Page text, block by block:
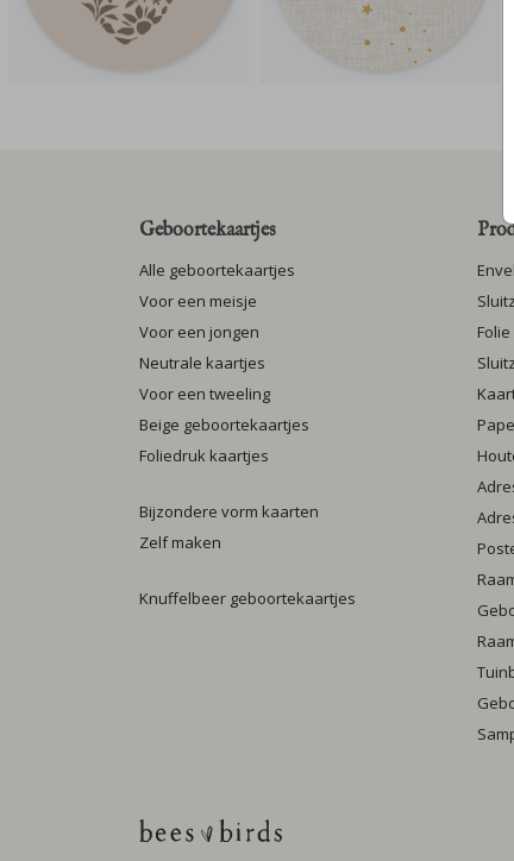
Geboortekaartjes
Alle geboortekaartjes
Voor een meisje
Voor een jongen
Neutrale kaartjes
Voor een tweeling
Beige geboortekaartjes
Foliedruk kaartjes
Bijzondere vorm kaarten
Zelf maken
Knuffelbeer geboortekaartjes